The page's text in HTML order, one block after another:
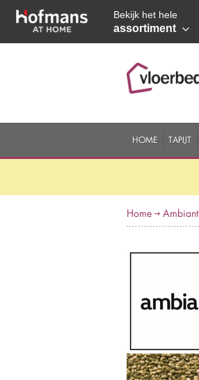
Bekijk het hele
assortiment
HOME TAPIJT
Home Ambiant